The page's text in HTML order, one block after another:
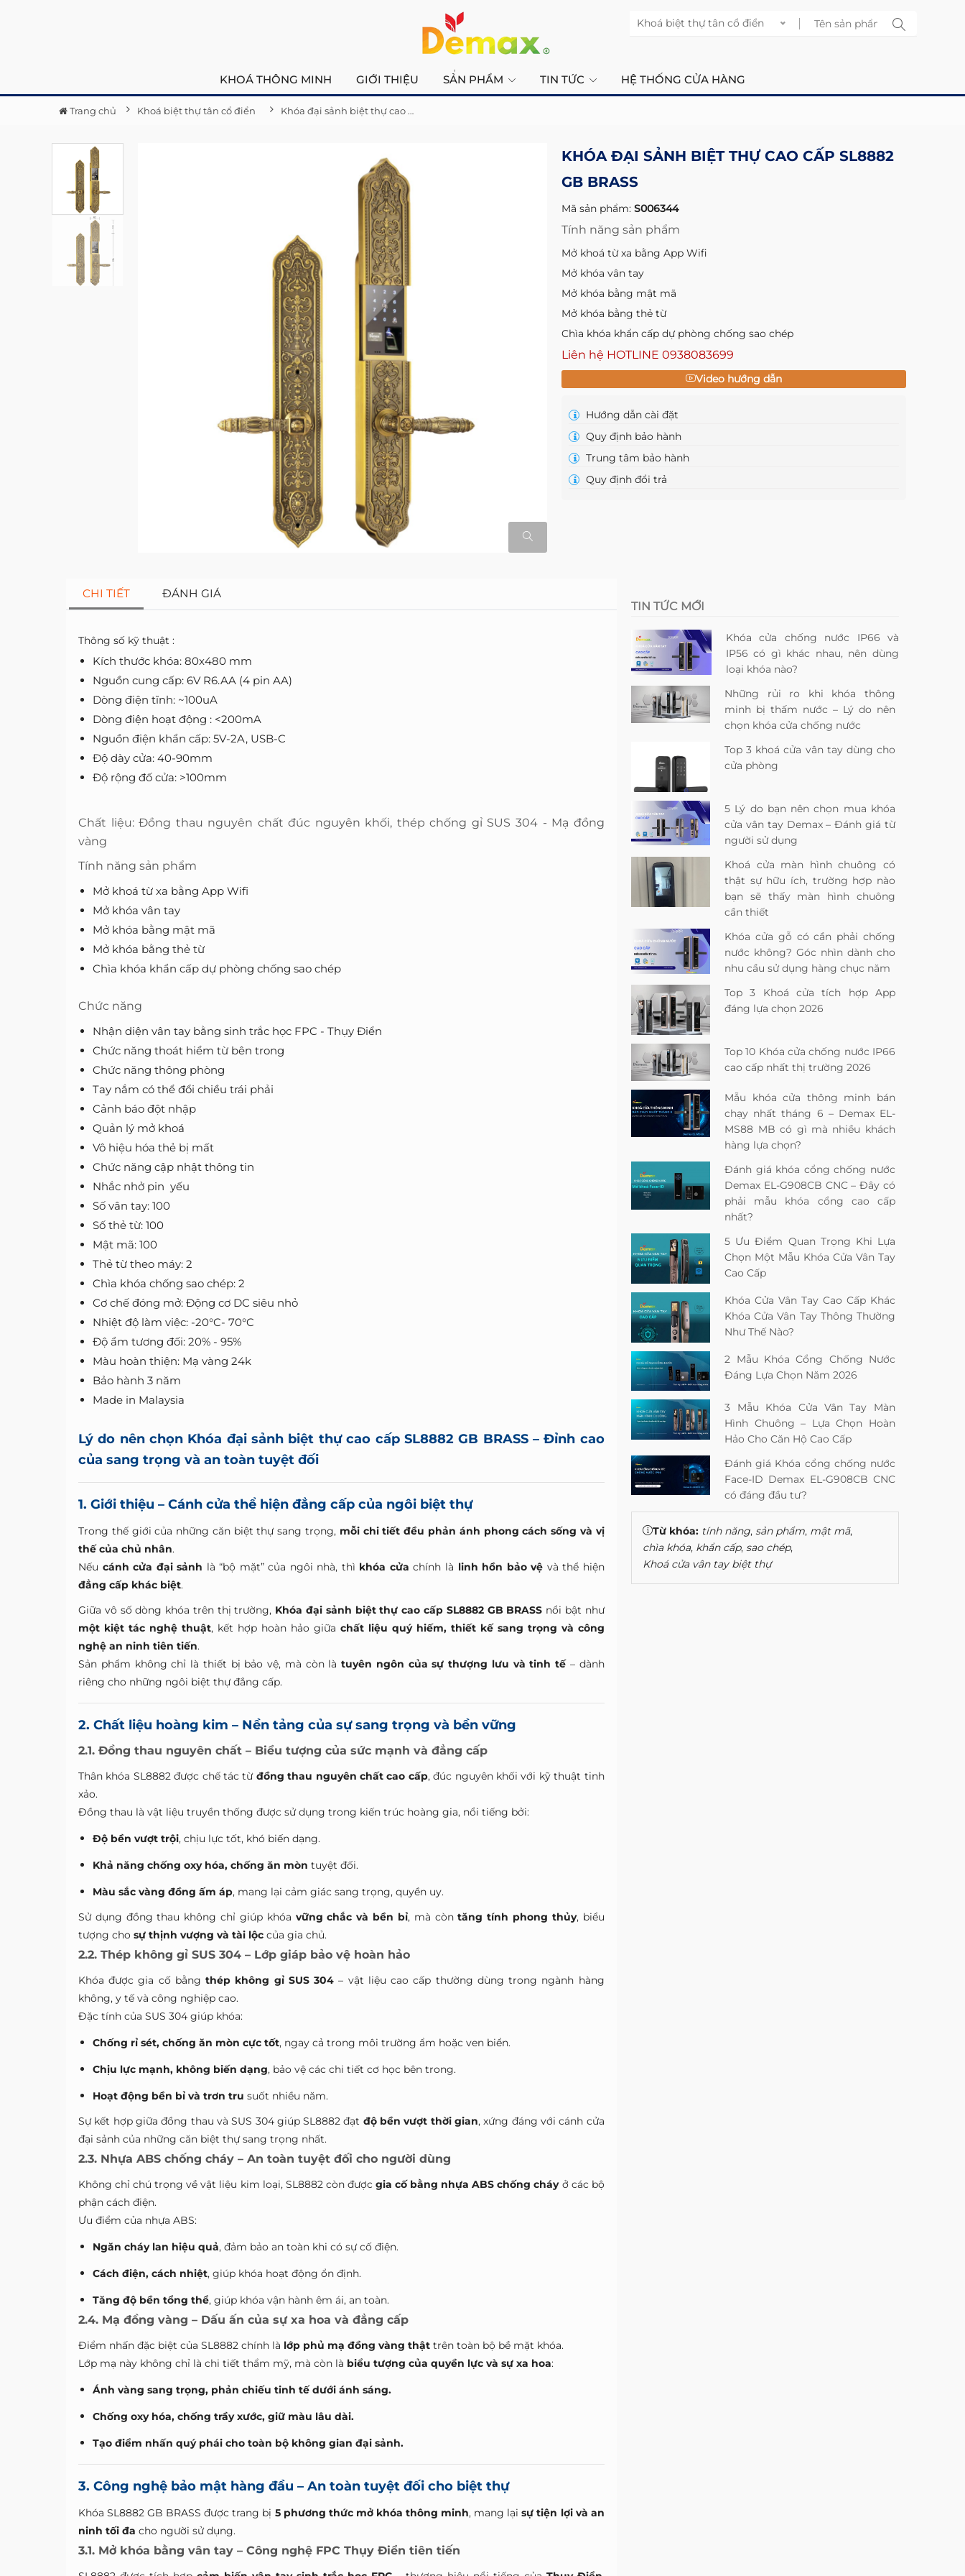
Khoá biệt thự tân cổ điển
KHOÁ THÔNG MINH GIỚI THIỆU SẢN PHẨM TIN TỨC HỆ THỐNG CỬA HÀNG
Trang chủ Khoá biệt thự tân cổ điển Khóa đại sảnh biệt thự cao cấp SL8882 GB BRASS
KHÓA ĐẠI SẢNH BIỆT THỰ CAO CẤP SL8882
GB BRASS
Mã sản phẩm: S006344
Tính năng sản phẩm
Mở khoá từ xa bằng App Wifi
Mở khóa vân tay
Mở khóa bằng mật mã
Mở khóa bằng thẻ từ
Chìa khóa khẩn cấp dự phòng chống sao chép
Liên hệ HOTLINE 0938083699
Video hướng dẫn
Hướng dẫn cài đặt
Quy định bảo hành
Trung tâm bảo hành
Quy định đổi trả
CHI TIẾT ĐÁNH GIÁ
Thông số kỹ thuật :
Kích thước khóa: 80x480 mm
Nguồn cung cấp: 6V R6.AA (4 pin AA)
Dòng điện tĩnh: ~100uA
Dòng điện hoạt động : <200mA
Nguồn điện khẩn cấp: 5V-2A, USB-C
Độ dày cửa: 40-90mm
Độ rộng đố cửa: >100mm
Chất liệu: Đồng thau nguyên chất đúc nguyên khối, thép chống gỉ SUS 304 - Mạ đồng
vàng
Tính năng sản phẩm
Mở khoá từ xa bằng App Wifi
Mở khóa vân tay
Mở khóa bằng mật mã
Mở khóa bằng thẻ từ
Chìa khóa khẩn cấp dự phòng chống sao chép
Chức năng
Nhận diện vân tay bằng sinh trắc học FPC - Thụy Điển
Chức năng thoát hiểm từ bên trong
Chức năng thông phòng
Tay nắm có thể đổi chiều trái phải
Cảnh báo đột nhập
Quản lý mở khoá
Vô hiệu hóa thẻ bị mất
Chức năng cập nhật thông tin
Nhắc nhở pin yếu
Số vân tay: 100
Số thẻ từ: 100
Mật mã: 100
Thẻ từ theo máy: 2
Chìa khóa chống sao chép: 2
Cơ chế đóng mở: Động cơ DC siêu nhỏ
Nhiệt độ làm việc: -20°C- 70°C
Độ ẩm tương đối: 20% - 95%
Màu hoàn thiện: Mạ vàng 24k
Bảo hành 3 năm
Made in Malaysia
Lý do nên chọn Khóa đại sảnh biệt thự cao cấp SL8882 GB BRASS – Đỉnh cao
của sang trọng và an toàn tuyệt đối
1. Giới thiệu – Cánh cửa thể hiện đẳng cấp của ngôi biệt thự
Trong thế giới của những căn biệt thự sang trọng, mỗi chi tiết đều phản ánh phong cách sống và vị
thế của chủ nhân.
Nếu cánh cửa đại sảnh là “bộ mặt” của ngôi nhà, thì khóa cửa chính là linh hồn bảo vệ và thể hiện
đẳng cấp khác biệt.
Giữa vô số dòng khóa trên thị trường, Khóa đại sảnh biệt thự cao cấp SL8882 GB BRASS nổi bật như
một kiệt tác nghệ thuật, kết hợp hoàn hảo giữa chất liệu quý hiếm, thiết kế sang trọng và công
nghệ an ninh tiên tiến.
Sản phẩm không chỉ là thiết bị bảo vệ, mà còn làtuyên ngôn của sự thượng lưu và tinh tế– dành
riêng cho những ngôi biệt thự đẳng cấp.
2. Chất liệu hoàng kim – Nền tảng của sự sang trọng và bền vững
2.1. Đồng thau nguyên chất – Biểu tượng của sức mạnh và đẳng cấp
Thân khóa SL8882 được chế tác từ đồng thau nguyên chất cao cấp, đúc nguyên khối với kỹ thuật tinh
xảo.
Đồng thau là vật liệu truyền thống được sử dụng trong kiến trúc hoàng gia, nổi tiếng bởi:
Độ bền vượt trội, chịu lực tốt, khó biến dạng.
Khả năng chống oxy hóa, chống ăn mòn tuyệt đối.
Màu sắc vàng đồng ấm áp, mang lại cảm giác sang trọng, quyền uy.
Sử dụng đồng thau không chỉ giúp khóa vững chắc và bền bỉ, mà còntăng tính phong thủy, biểu
tượng cho sự thịnh vượng và tài lộc của gia chủ.
2.2. Thép không gỉ SUS 304 – Lớp giáp bảo vệ hoàn hảo
Khóa được gia cố bằngthép không gỉ SUS 304 – vật liệu cao cấp thường dùng trong ngành hàng
không, y tế và công nghiệp cao.
Đặc tính của SUS 304 giúp khóa:
Chống rỉ sét, chống ăn mòn cực tốt, ngay cả trong môi trường ẩm hoặc ven biển.
Chịu lực mạnh, không biến dạng, bảo vệ các chi tiết cơ học bên trong.
Hoạt động bền bỉ và trơn tru suốt nhiều năm.
Sự kết hợp giữa đồng thau và SUS 304 giúp SL8882 đạt độ bền vượt thời gian, xứng đáng với cánh cửa
đại sảnh của những căn biệt thự sang trọng nhất.
2.3. Nhựa ABS chống cháy – An toàn tuyệt đối cho người dùng
Không chỉ chú trọng về vật liệu kim loại, SL8882 còn được gia cố bằng nhựa ABS chống cháyở các bộ
phận cách điện.
Ưu điểm của nhựa ABS:
Ngăn cháy lan hiệu quả, đảm bảo an toàn khi có sự cố điện.
Cách điện, cách nhiệt, giúp khóa hoạt động ổn định.
Tăng độ bền tổng thể, giúp khóa vận hành êm ái, an toàn.
2.4. Mạ đồng vàng – Dấu ấn của sự xa hoa và đẳng cấp
Điểm nhấn đặc biệt của SL8882 chính là lớp phủ mạ đồng vàng thật trên toàn bộ bề mặt khóa.
Lớp mạ này không chỉ là chi tiết thẩm mỹ, mà còn là biểu tượng của quyền lực và sự xa hoa:
Ánh vàng sang trọng, phản chiếu tinh tế dưới ánh sáng.
Chống oxy hóa, chống trầy xước, giữ màu lâu dài.
Tạo điểm nhấn quý phái cho toàn bộ không gian đại sảnh.
3. Công nghệ bảo mật hàng đầu – An toàn tuyệt đối cho biệt thự
Khóa SL8882 GB BRASS được trang bị 5 phương thức mở khóa thông minh, mang lạisự tiện lợi và an
ninh tối đa cho người sử dụng.
3.1. Mở khóa bằng vân tay – Công nghệ FPC Thụy Điển tiên tiến
TIN TỨC MỚI
Khóa cửa chống nước IP66 và
IP56 có gì khác nhau, nên dùng
loại khóa nào?
Những rủi ro khi khóa thông
minh bị thấm nước – Lý do nên
chọn khóa cửa chống nước
Top 3 khoá cửa vân tay dùng cho
cửa phòng
5 Lý do bạn nên chọn mua khóa
cửa vân tay Demax – Đánh giá từ
người sử dụng
Khoá cửa màn hình chuông có
thật sự hữu ích, trường hợp nào
bạn sẽ thấy màn hình chuông
cần thiết
Khóa cửa gỗ có cần phải chống
nước không? Góc nhìn dành cho
nhu cầu sử dụng hàng chục năm
Top 3 Khoá cửa tích hợp App
đáng lựa chọn 2026
Top 10 Khóa cửa chống nước IP66
cao cấp nhất thị trường 2026
Mẫu khóa cửa thông minh bán
chạy nhất tháng 6 – Demax EL-
MS88 MB có gì mà nhiều khách
hàng lựa chọn?
Đánh giá khóa cổng chống nước
Demax EL-G908CB CNC – Đây có
phải mẫu khóa cổng cao cấp
nhất?
5 Ưu Điểm Quan Trọng Khi Lựa
Chọn Một Mẫu Khóa Cửa Vân Tay
Cao Cấp
Khóa Cửa Vân Tay Cao Cấp Khác
Khóa Cửa Vân Tay Thông Thường
Như Thế Nào?
2 Mẫu Khóa Cổng Chống Nước
Đáng Lựa Chọn Năm 2026
3 Mẫu Khóa Cửa Vân Tay Màn
Hình Chuông – Lựa Chọn Hoàn
Hảo Cho Căn Hộ Cao Cấp
Đánh giá Khóa cổng chống nước
Face-ID Demax EL-G908CB CNC
có đáng đầu tư?
Từ khóa: tính năng, sản phẩm, mật mã,
chìa khóa, khẩn cấp, sao chép,
Khoá cửa vân tay biệt thự